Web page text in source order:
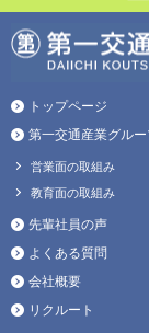
トップページ
第一交通産業グル
営業面の取組み
教育面の取組み
先輩社員の声
よくある質問
会社概要
リクルート